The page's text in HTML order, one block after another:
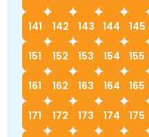
141 142 143 144 145
151 152 153 154 155
161 162 163 164 165
171 172 173 174 175